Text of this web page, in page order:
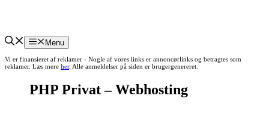
Menu
Vi er finansieret af reklamer - Nogle af vores links er annoncørlinks og betragtes som
reklamer. Læs mere her. Alle anmeldelser på siden er brugergenereret.
PHP Privat – Webhosting